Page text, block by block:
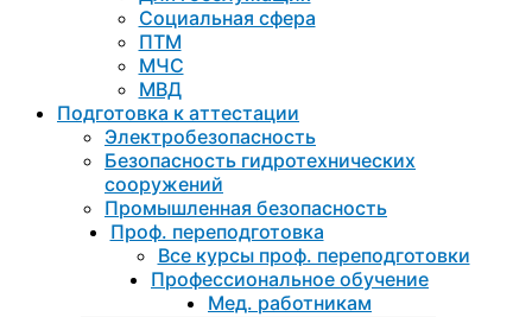
Социальная сфера
ПТМ
МЧС
МВД
Подготовка к aттестации
Электробезопасность
Безопасность гидротехнических
сооружений
Промышленная безопасность
Проф. переподготовка
Все курсы проф. переподготовки
Профессиональное обучение
Мед. работникам